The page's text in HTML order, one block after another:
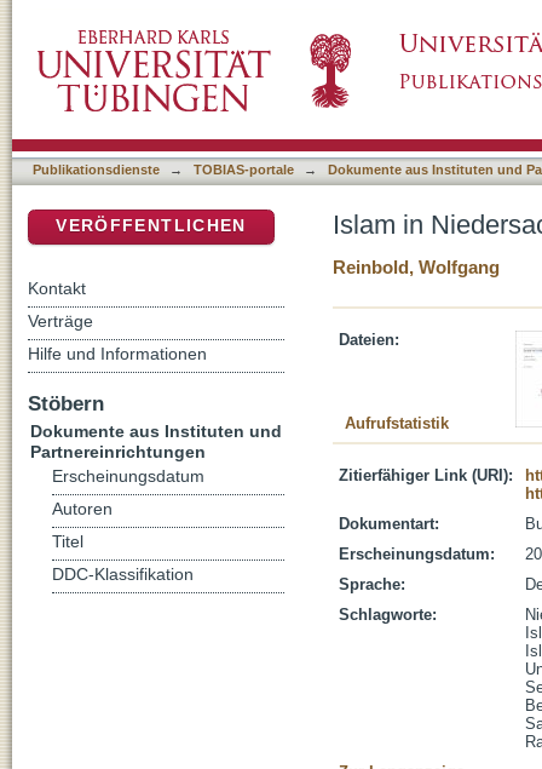
Publikationsdienste → TOBIAS-portale → Dokumente aus Instituten und
Islam in
Reinbold, Wolfgang
Dateien:
Aufrufstatistik
Zitierfähiger Link (URI):
Dokumentart:
Erscheinungsdatum:
Sprache:
Schlagworte:
VERÖFFENTLICHEN
Kontakt
Verträge
Hilfe und Informationen
Stöbern
Dokumente aus Instituten und
Partnereinrichtungen
Erscheinungsdatum
Autoren
Titel
DDC-Klassifikation